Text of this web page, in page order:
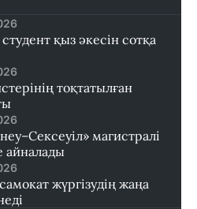
қыз әкесін сотқа
тоқтатылған
магистралі
айналады
жүргізудің жаңа